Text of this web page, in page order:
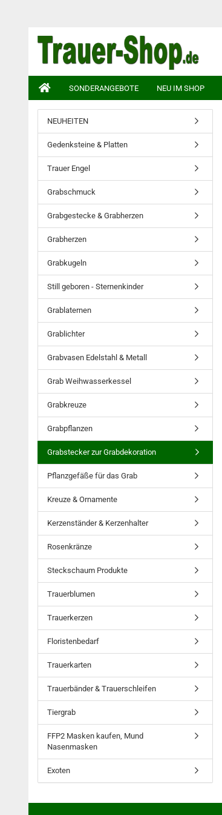
SONDERANGEBOTE NEU IM SHOP
NEUHEITEN
Gedenksteine & Platten
Trauer Engel
Grabschmuck
Grabgestecke & Grabherzen
Grabherzen
Grabkugeln
Still geboren - Sternenkinder
Grablaternen
Grablichter
Grabvasen Edelstahl & Metall
Grab Weihwasserkessel
Grabkreuze
Grabpflanzen
Grabstecker zur Grabdekoration
Pflanzgefäße für das Grab
Kreuze & Ornamente
Kerzenständer & Kerzenhalter
Rosenkränze
Steckschaum Produkte
Trauerblumen
Trauerkerzen
Floristenbedarf
Trauerkarten
Trauerbänder & Trauerschleifen
Tiergrab
FFP2 Masken kaufen, Mund
Nasenmasken
Exoten